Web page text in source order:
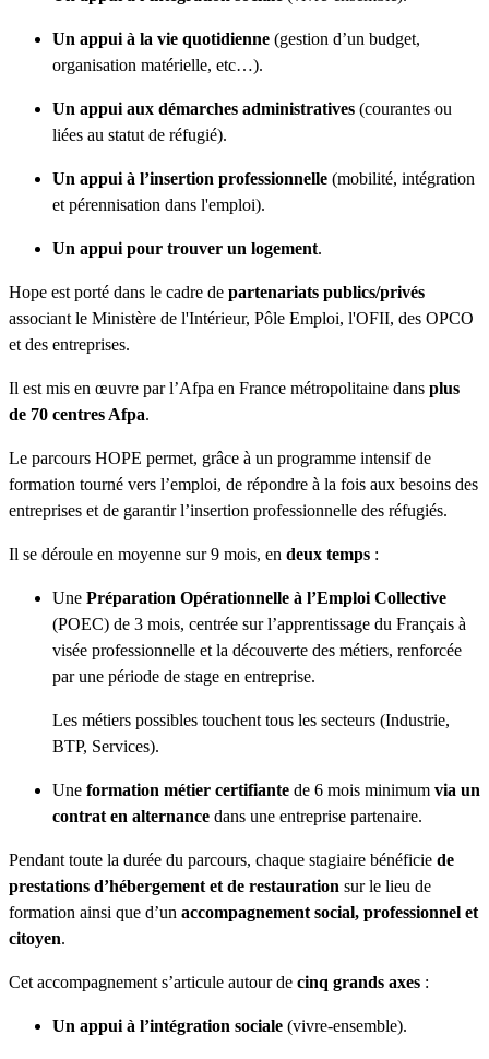
Un appui à la vie quotidienne (gestion d’un budget,
organisation matérielle, etc…).
Un appui aux démarches administratives (courantes ou
liées au statut de réfugié).
Un appui à l’insertion professionnelle (mobilité, intégration
et pérennisation dans l'emploi).
Un appui pour trouver un logement.
Hope est porté dans le cadre de partenariats publics/privés
associant le Ministère de l'Intérieur, Pôle Emploi, l'OFII, des OPCO
et des entreprises.
Il est mis en œuvre par l’Afpa en France métropolitaine dans plus
de 70 centres Afpa.
Le parcours HOPE permet, grâce à un programme intensif de
formation tourné vers l’emploi, de répondre à la fois aux besoins des
entreprises et de garantir l’insertion professionnelle des réfugiés.
Il se déroule en moyenne sur 9 mois, en deux temps :
Une Préparation Opérationnelle à l’Emploi Collective
(POEC) de 3 mois, centrée sur l’apprentissage du Français à
visée professionnelle et la découverte des métiers, renforcée
par une période de stage en entreprise.
Les métiers possibles touchent tous les secteurs (Industrie,
BTP, Services).
Une formation métier certifiante de 6 mois minimum via un
contrat en alternance dans une entreprise partenaire.
Pendant toute la durée du parcours, chaque stagiaire bénéficie de
prestations d’hébergement et de restauration sur le lieu de
formation ainsi que d’un accompagnement social, professionnel et
citoyen.
Cet accompagnement s’articule autour de cinq grands axes :
Un appui à l’intégration sociale (vivre-ensemble).